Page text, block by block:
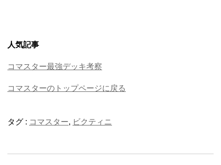
人気記事
コマスター最強デッキ考察
コマスターのトップページに戻る
タグ : コマスター, ビクティニ